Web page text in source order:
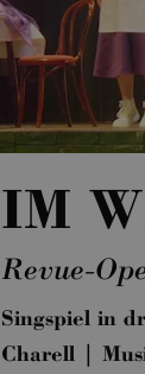
IM
Revue-
Singspiel in
Charell |